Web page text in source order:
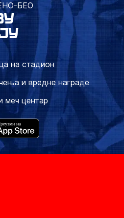
БЕО
на стадион
и вредне награде
меч центар